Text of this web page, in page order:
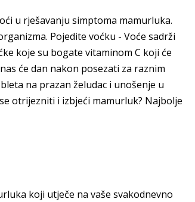
u rješavanju simptoma mamurluka.
Pojedite voćku - Voće sadrži
koje su bogate vitaminom C koji će
će dan nakon posezati za raznim
na prazan želudac i unošenje u
otrijezniti i izbjeći mamurluk? Najbolje
koji utječe na vaše svakodnevno